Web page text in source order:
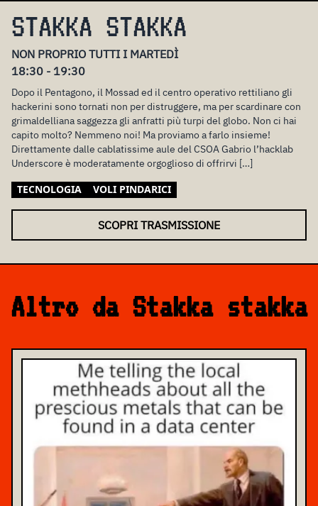
STAKKA STAKKA
NON PROPRIO TUTTI I MARTEDÌ
18:30 - 19:30
Dopo il Pentagono, il Mossad ed il centro operativo rettiliano gli
hackerini sono tornati non per distruggere, ma per scardinare con
grimaldelliana saggezza gli anfratti più turpi del globo. Non ci hai
capito molto? Nemmeno noi! Ma proviamo a farlo insieme!
Direttamente dalle cablatissime aule del CSOA Gabrio l’hacklab
Underscore è moderatamente orgoglioso di offrirvi […]
TECNOLOGIA VOLI PINDARICI
SCOPRI TRASMISSIONE
Altro da Stakka stakka